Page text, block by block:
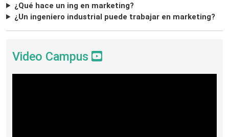
¿Qué hace un ing en marketing?
¿Un ingeniero industrial puede trabajar en marketing?
Video Campus